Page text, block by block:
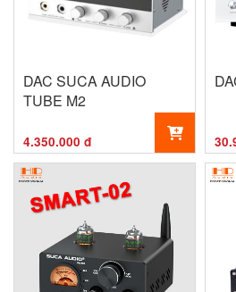
DAC SUCA AUDIO
TUBE M2
4.350.000 đ